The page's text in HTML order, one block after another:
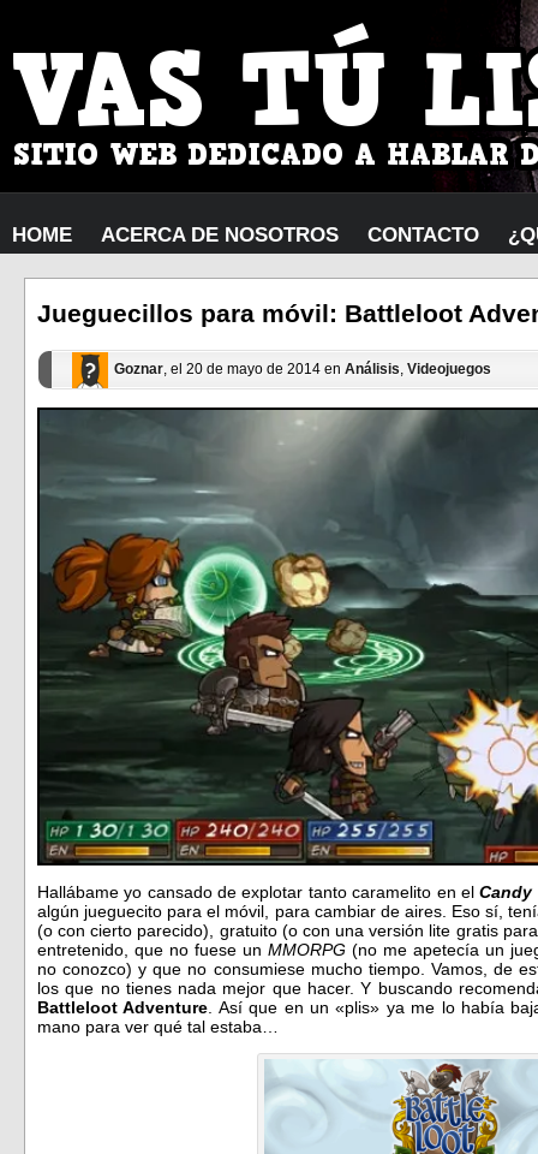
HOME ACERCA DE NOSOTROS CONTACTO
Jueguecillos para móvil: Battleloot
Goznar, el 20 de mayo de 2014 en Análisis, Videojuegos
Hallábame yo cansado de explotar tanto caramelito en elCandy
algún jueguecito para el móvil, para cambiar de aires. Eso sí,
(o con cierto parecido), gratuito (o con una versión lite gratis
entretenido, que no fuese un MMORPG (no me apetecía un
no conozco) y que no consumiese mucho tiempo. Vamos, de
los que no tienes nada mejor que hacer. Y buscando
Battleloot Adventure . Así que en un «plis» ya me lo había
mano para ver qué tal estaba…